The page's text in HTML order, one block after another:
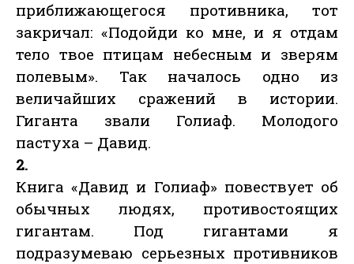
приближающегося противника, тот
закричал: «Подойди ко мне, и я отдам
тело твое птицам небесным и зверям
полевым». Так началось одно из
величайших сражений в истории.
Гиганта звали Голиаф. Молодого
пастуха – Давид.
2.
Книга «Давид и Голиаф» повествует об
обычных людях, противостоящих
гигантам. Под гигантами я
подразумеваю серьезных противников